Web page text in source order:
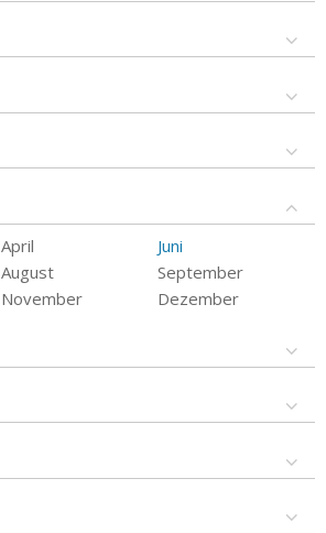
April
Juni
August
September
November Dezember